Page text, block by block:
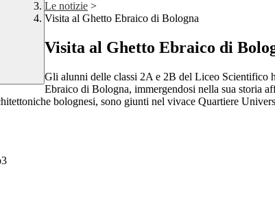
Le notizie >
Visita al Ghetto Ebraico di Bologna
Visita al Ghetto Ebraico di
Gli alunni delle classi 2A e 2B del Liceo Scientifico
Ebraico di Bologna, immergendosi nella sua storia
bolognesi, sono giunti nel vivace Quartiere